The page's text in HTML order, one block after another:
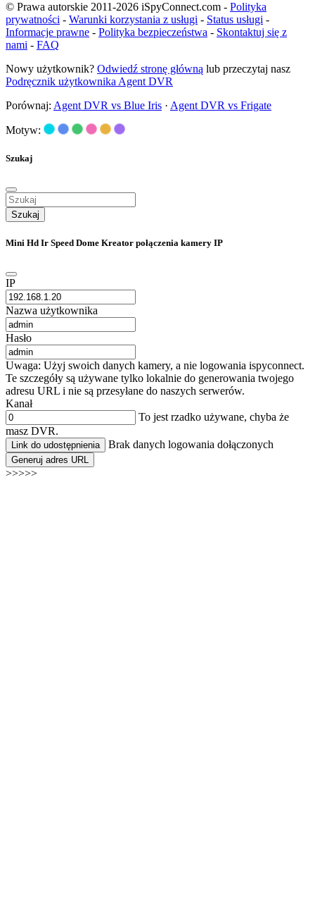
© Prawa autorskie 2011-2026 iSpyConnect.com - Polityka
prywatności - Warunki korzystania z usługi - Status usługi -
Informacje prawne - Polityka bezpieczeństwa - Skontaktuj się z
nami - FAQ
Nowy użytkownik? Odwiedź stronę główną lub przeczytaj nasz
Podręcznik użytkownika Agent DVR
Porównaj: Agent DVR vs Blue Iris · Agent DVR vs Frigate
Motyw:
Szukaj
Szukaj
Mini Hd Ir Speed Dome Kreator połączenia kamery IP
IP
Nazwa użytkownika
Hasło
Uwaga: Użyj swoich danych kamery, a nie logowania ispyconnect.
Te szczegóły są używane tylko lokalnie do generowania twojego
adresu URL i nie są przesyłane do naszych serwerów.
Kanał
To jest rzadko używane, chyba że
masz DVR.
Link do udostępnienia Brak danych logowania dołączonych
Generuj adres URL
>>>>>